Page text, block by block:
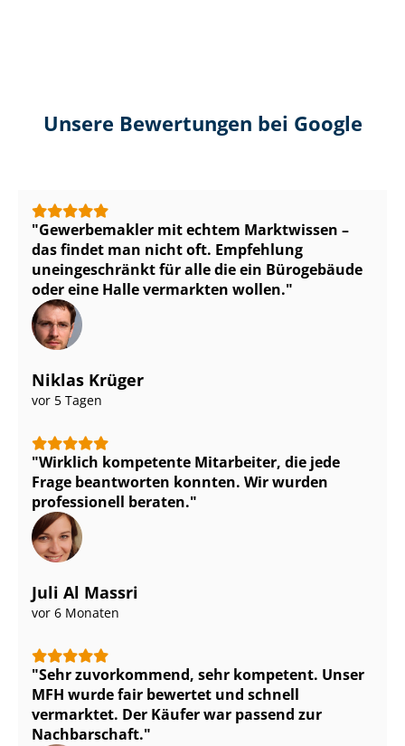
Unsere Bewertungen bei Google
Gewerbemakler mit echtem Marktwissen –
das findet man nicht oft. Empfehlung
uneingeschränkt für alle die ein Bürogebäude
oder eine Halle vermarkten wollen.
Niklas Krüger
vor 5 Tagen
Wirklich kompetente Mitarbeiter, die jede
Frage beantworten konnten. Wir wurden
professionell beraten.
Juli Al Massri
vor 6 Monaten
Sehr zuvorkommend, sehr kompetent. Unser
MFH wurde fair bewertet und schnell
vermarktet. Der Käufer war passend zur
Nachbarschaft.